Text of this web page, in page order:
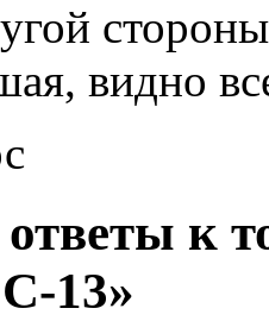
видно
к
13»